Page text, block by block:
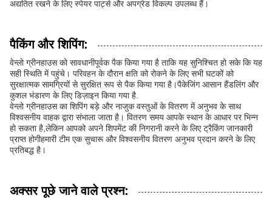
अद्यतित रखने के लिए स्पेयर पार्ट्स और अपग्रेड विकल्प उपलब्ध हैं।
पैकिंग और शिपिंग:
वेन्लो ग्रीनहाउस को सावधानीपूर्वक पैक किया गया है ताकि यह सुनिश्चित हो सके कि यह
सही स्थिति में पहुंचे। परिवहन के दौरान क्षति को रोकने के लिए सभी घटकों को
सुरक्षात्मक सामग्रियों से सुरक्षित रूप से पैक किया गया है।पैकेजिंग आसान हैंडलिंग और
कुशल भंडारण के लिए डिज़ाइन किया गया है.
वेन्लो ग्रीनहाउस का शिपिंग बड़े और नाजुक वस्तुओं के वितरण में अनुभव के साथ
विश्वसनीय वाहक द्वारा संभाला जाता है। वितरण समय आपके स्थान के आधार पर भिन्न
हो सकता है,लेकिन आपको अपने शिपमेंट की निगरानी करने के लिए ट्रैकिंग जानकारी
प्राप्त होगीहमारी टीम एक सुचारू और विश्वसनीय वितरण अनुभव प्रदान करने के लिए
प्रतिबद्ध है।
अक्सर पूछे जाने वाले प्रश्न: